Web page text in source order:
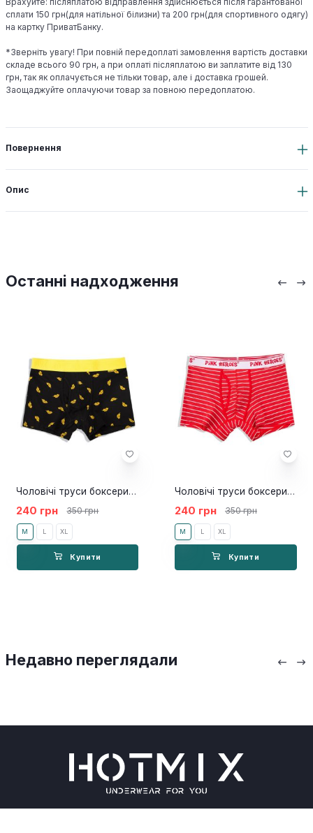
сплати 150 грн(для натільної білизни) та 200 грн(для спортивного одягу)
на картку ПриватБанку.
*Зверніть увагу! При повній передоплаті замовлення вартість доставки
складе всього 90 грн, а при оплаті післяплатою ви заплатите від 130
грн, так як оплачується не тільки товар, але і доставка грошей.
Заощаджуйте оплачуючи товар за повною передоплатою.
Повернення
Опис
Останні надходження
Чоловічі труси боксери Pink Hero Taxi yellow
240 грн 350 грн
M L XL
Купити
Чоловічі труси боксери Pink Hero Stripe red
240 грн 350 грн
M L XL
Купити
Недавно переглядали